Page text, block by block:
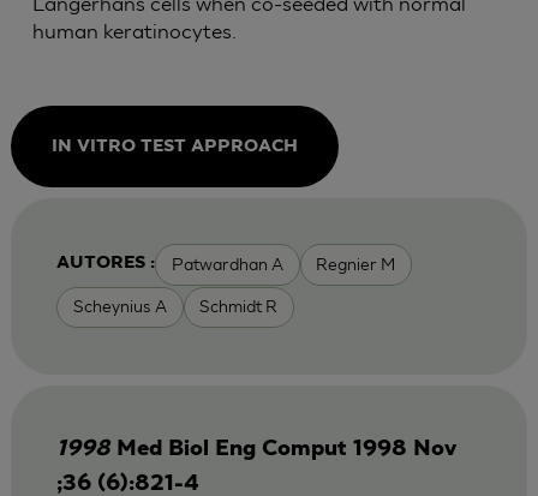
human keratinocytes.
IN VITRO TEST APPROACH
AUTORES : Patwardhan A Regnier M
Scheynius A Schmidt R
1998 Med Biol Eng Comput 1998 Nov
;36 (6):821-4